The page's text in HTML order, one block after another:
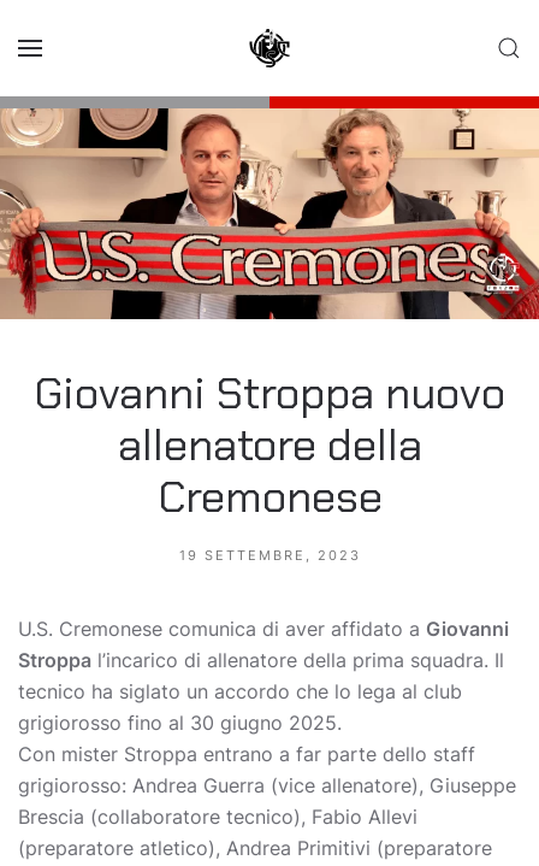
Giovanni Stroppa nuovo
allenatore della
Cremonese
19 SETTEMBRE, 2023
U.S. Cremonese comunica di aver affidato a Giovanni
Stroppa l’incarico di allenatore della prima squadra. Il
tecnico ha siglato un accordo che lo lega al club
grigiorosso fino al 30 giugno 2025.
Con mister Stroppa entrano a far parte dello staff
grigiorosso: Andrea Guerra (vice allenatore), Giuseppe
Brescia (collaboratore tecnico), Fabio Allevi
(preparatore atletico), Andrea Primitivi (preparatore